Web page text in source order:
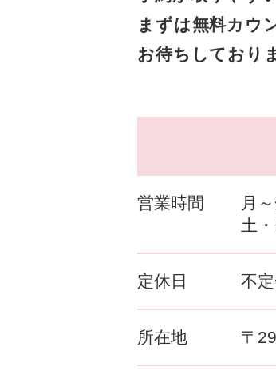
まずは無料カウ
お待ちしており
営業時間
月
土
定休日 不
所在地 〒